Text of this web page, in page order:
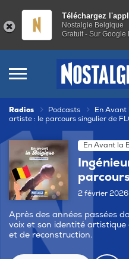
Téléchargez
Nostalgie Belgique
Gratuit - Sur Google
Radios Podcasts En Avant
artiste : le parcours singulier de
En Avant la
2 février 2026
Après des années passées
voix et son identité
et de reconstruction.